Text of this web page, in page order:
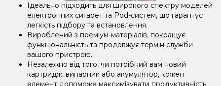
Ідеально підходить для широкого спектру моделей
електронних сигарет та Pod-систем, що гарантує
легкість підбору та встановлення.
Вироблений з преміум-матеріалів, покращує
функціональність та продовжує термін служби
вашого пристрою.
Незалежно від того, чи потрібний вам новий
картридж, випарник або акумулятор, кожен
елемент допоможе максимізувати продуктивність